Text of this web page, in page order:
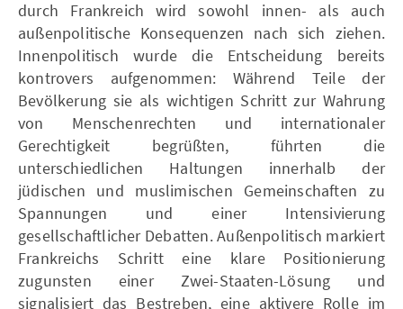
durch Frankreich wird sowohl innen- als auch
außenpolitische Konsequenzen nach sich ziehen.
Innenpolitisch wurde die Entscheidung bereits
kontrovers aufgenommen: Während Teile der
Bevölkerung sie als wichtigen Schritt zur Wahrung
von Menschenrechten und internationaler
Gerechtigkeit begrüßten, führten die
unterschiedlichen Haltungen innerhalb der
jüdischen und muslimischen Gemeinschaften zu
Spannungen und einer Intensivierung
gesellschaftlicher Debatten. Außenpolitisch markiert
Frankreichs Schritt eine klare Positionierung
zugunsten einer Zwei-Staaten-Lösung und
signalisiert das Bestreben, eine aktivere Rolle im